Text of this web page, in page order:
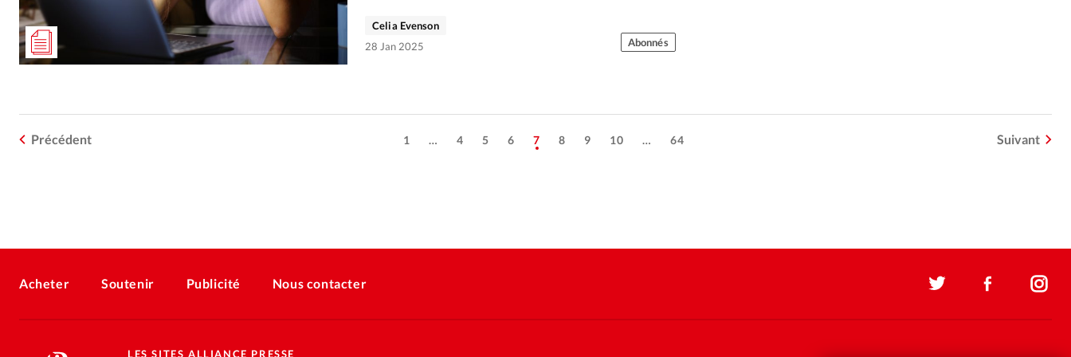
Celia Evenson
28 Jan 2025
Abonnés
Précédent 1 … 4 5 6 7 8 9 10 … 64 Suivant
Acheter Soutenir Publicité Nous contacter
LES SITES ALLIANCE PRESSE